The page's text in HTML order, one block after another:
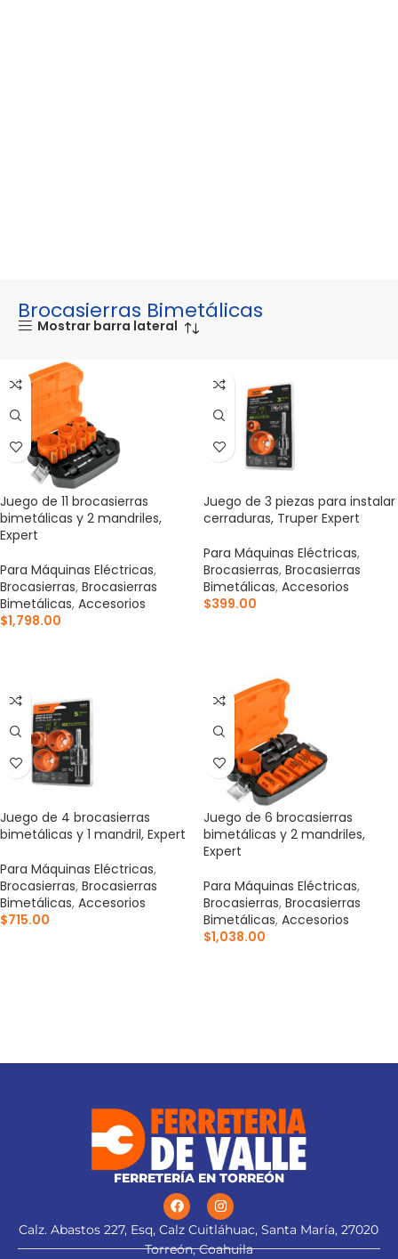
Brocasierras Bimetálicas
Mostrar barra lateral
Juego de 11 brocasierras
bimetálicas y 2 mandriles,
Expert
Para Máquinas Eléctricas,
Brocasierras, Brocasierras
Bimetálicas, Accesorios
$1,798.00
Juego de 3 piezas para instalar
cerraduras, Truper Expert
Para Máquinas Eléctricas,
Brocasierras, Brocasierras
Bimetálicas, Accesorios
$399.00
Juego de 4 brocasierras
bimetálicas y 1 mandril, Expert
Para Máquinas Eléctricas,
Brocasierras, Brocasierras
Bimetálicas, Accesorios
$715.00
Juego de 6 brocasierras
bimetálicas y 2 mandriles,
Expert
Para Máquinas Eléctricas,
Brocasierras, Brocasierras
Bimetálicas, Accesorios
$1,038.00
FERRETERÍA EN TORREÓN
Calz. Abastos 227, Esq, Calz Cuitláhuac, Santa María, 27020
Torreón, Coahuila